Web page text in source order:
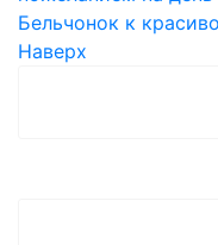
Бельчонок к
Наверх